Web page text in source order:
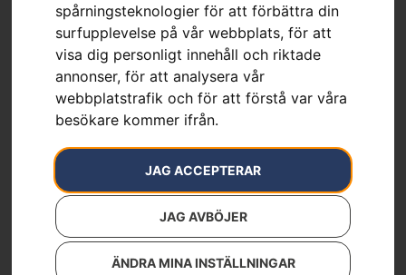
spårningsteknologier för att förbättra din
surfupplevelse på vår webbplats, för att
visa dig personligt innehåll och riktade
annonser, för att analysera vår
webbplatstrafik och för att förstå var våra
besökare kommer ifrån.
JAG ACCEPTERAR
JAG AVBÖJER
ÄNDRA MINA INSTÄLLNINGAR
»Sortiment»Kapell